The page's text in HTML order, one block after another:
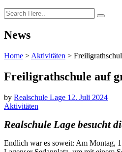
News
Home > Aktivitäten >
Freiligrathschule auf
by Realschule Lage 12. Juli 2024
Aktivitäten
Realschule Lage besucht
Endlich war es soweit: Am Montag,